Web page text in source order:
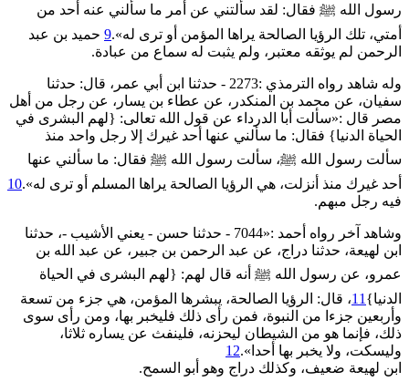
رسول الله ﷺ فقال: لقد سألتني عن أمر ما سألني عنه أحد من
أمتي، تلك الرؤيا الصالحة يراها المؤمن أو ترى له».9 حميد بن عبد
الرحمن لم يوثقه معتبر، ولم يثبت له سماع من عبادة.
وله شاهد رواه الترمذي :2273 - حدثنا ابن أبي عمر، قال: حدثنا
سفيان، عن محمد بن المنكدر، عن عطاء بن يسار، عن رجل من أهل
مصر قال :«سألت أبا الدرداء عن قول الله تعالى: {لهم البشرى في
الحياة الدنيا} فقال: ما سألني عنها أحد غيرك إلا رجل واحد منذ
سألت رسول الله ﷺ، سألت رسول الله ﷺ فقال: ما سألني عنها
أحد غيرك منذ أنزلت، هي الرؤيا الصالحة يراها المسلم أو ترى له».10
فيه رجل مبهم.
وشاهد آخر رواه أحمد :«7044 - حدثنا حسن - يعني الأشيب -، حدثنا
ابن لهيعة، حدثنا دراج، عن عبد الرحمن بن جبير، عن عبد الله بن
عمرو، عن رسول الله ﷺ أنه قال لهم: {لهم البشرى في الحياة
الدنيا} 11، قال: الرؤيا الصالحة، يبشرها المؤمن، هي جزء من تسعة
وأربعين جزءا من النبوة، فمن رأى ذلك فليخبر بها، ومن رأى سوى
ذلك، فإنما هو من الشيطان ليحزنه، فلينفث عن يساره ثلاثا،
وليسكت، ولا يخبر بها أحدا».12
ابن لهيعة ضعيف، وكذلك دراج وهو أبو السمح.